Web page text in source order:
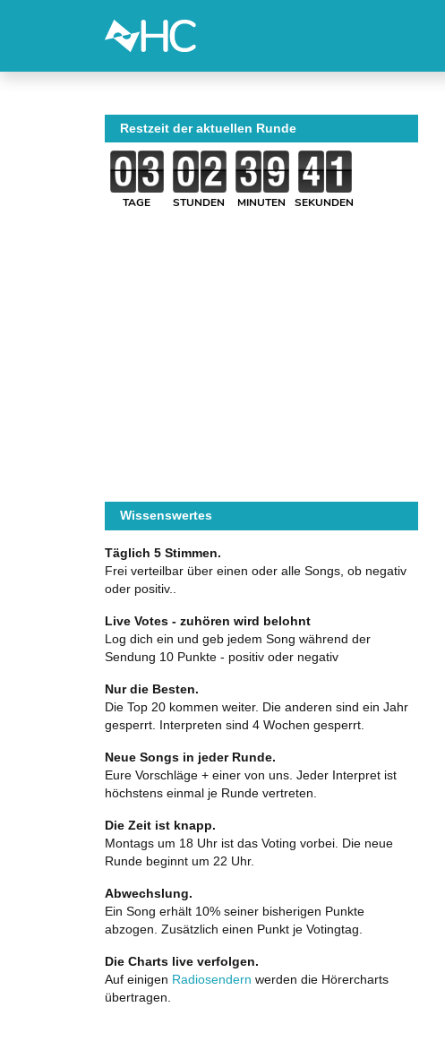
Restzeit der aktuellen Runde
TAGE STUNDEN MINUTEN SEKUNDEN
Wissenswertes
Täglich 5 Stimmen.
Frei verteilbar über einen oder alle Songs, ob negativ
oder positiv..
Live Votes - zuhören wird belohnt
Log dich ein und geb jedem Song während der
Sendung 10 Punkte - positiv oder negativ
Nur die Besten.
Die Top 20 kommen weiter. Die anderen sind ein Jahr
gesperrt. Interpreten sind 4 Wochen gesperrt.
Neue Songs in jeder Runde.
Eure Vorschläge + einer von uns. Jeder Interpret ist
höchstens einmal je Runde vertreten.
Die Zeit ist knapp.
Montags um 18 Uhr ist das Voting vorbei. Die neue
Runde beginnt um 22 Uhr.
Abwechslung.
Ein Song erhält 10% seiner bisherigen Punkte
abzogen. Zusätzlich einen Punkt je Votingtag.
Die Charts live verfolgen.
Auf einigen Radiosendern werden die Hörercharts
übertragen.